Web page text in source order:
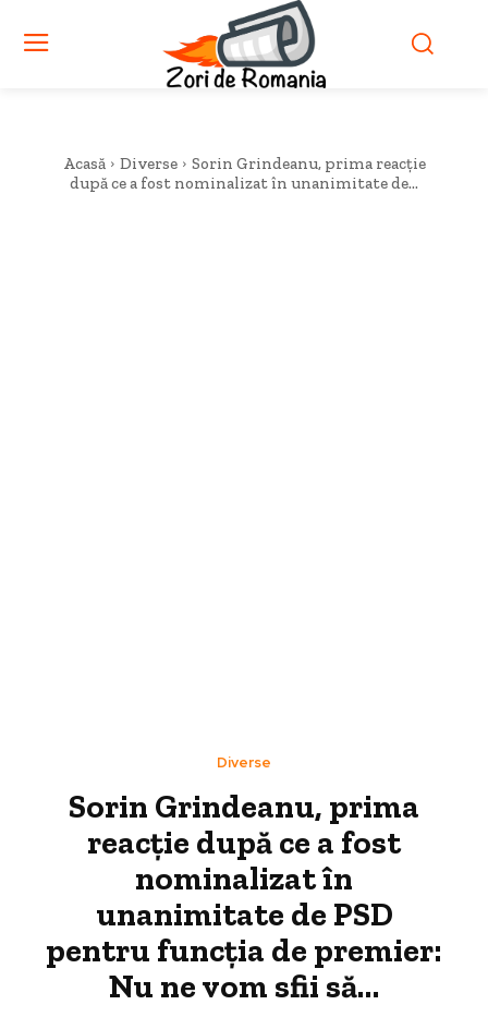
Acasă Diverse
Sorin Grindeanu, prima reacție
după ce a fost nominalizat în unanimitate de...
Diverse
Sorin Grindeanu, prima
reacție după ce a fost
nominalizat în
unanimitate de PSD
pentru funcția de premier:
Nu ne vom sfii să…